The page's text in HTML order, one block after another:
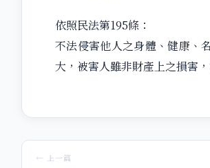
依照民法第195條：
不法侵害他人之身體、健康、
大，被害人雖非財產上之損害
← 上一篇